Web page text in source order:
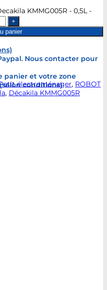
KMMG005R - 0,5L -
panier
Nous contacter pour
panier et votre zone
conditions)
électroménager, ROBOT
, Décakila KMMG005R